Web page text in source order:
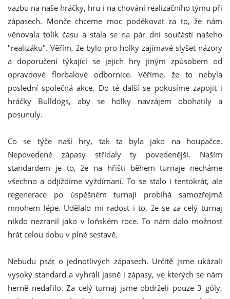
vazbu na naše hráčky, hru i na chování realizačního týmu při
zápasech. Monče chceme moc poděkovat za to, že nám
věnovala tolik času a stala se na pár dní součástí našeho
"realizáku". Věřím, že bylo pro holky zajímavé slyšet názory
a doporučení týkající se jejich hry jiným způsobem od
opravdové florbalové odbornice. Věříme, že to nebyla
poslední společná akce. Do té další se pokusíme zapojit i
hráčky Bulldogs, aby se holky navzájem obohatily a
posunuly.
Co se týče naší hry, tak ta byla jako na houpačce.
Nepovedené zápasy střídaly ty povedenější. Naším
standardem je to, že na hřišti během turnaje necháme
všechno a odjíždíme vyždímaní. To se stalo i tentokrát, ale
regenerace po úspěšném turnaji probíhá samozřejmě
mnohem lépe. Udělalo mi radost i to, že se za celý turnaj
nikdo nezranil jako v loňském roce. To nám dalo možnost
hrát celou dobu v plné sestavě.
Nebudu psát o jednotlivých zápasech. Určitě jsme ukázali
vysoký standard a vyhráli jasně i zápasy, ve kterých se nám
herně nedařilo. Za celý turnaj jsme obdrželi pouze 3 góly,